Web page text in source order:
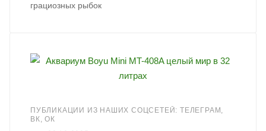
грациозных рыбок
ПУБЛИКАЦИИ ИЗ НАШИХ СОЦСЕТЕЙ: ТЕЛЕГРАМ,
ВК, ОК